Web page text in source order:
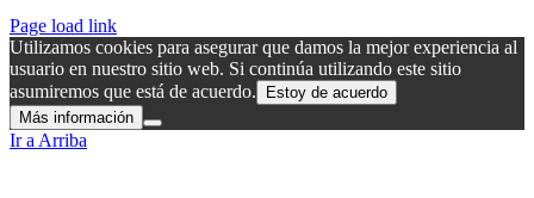
Page load link
Utilizamos cookies para asegurar que damos la mejor experiencia al
usuario en nuestro sitio web. Si continúa utilizando este sitio
asumiremos que está de acuerdo.
Estoy de acuerdo
Más información
Ir a Arriba